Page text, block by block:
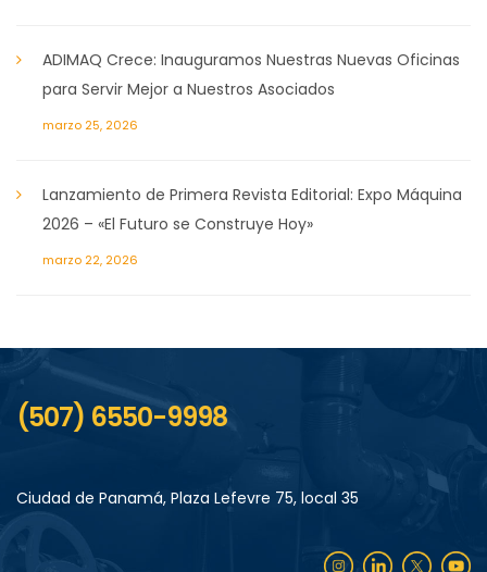
ADIMAQ Crece: Inauguramos Nuestras Nuevas Oficinas
para Servir Mejor a Nuestros Asociados
marzo 25, 2026
Lanzamiento de Primera Revista Editorial: Expo Máquina
2026 – «El Futuro se Construye Hoy»
marzo 22, 2026
(507) 6550-9998
Ciudad de Panamá, Plaza Lefevre 75, local 35